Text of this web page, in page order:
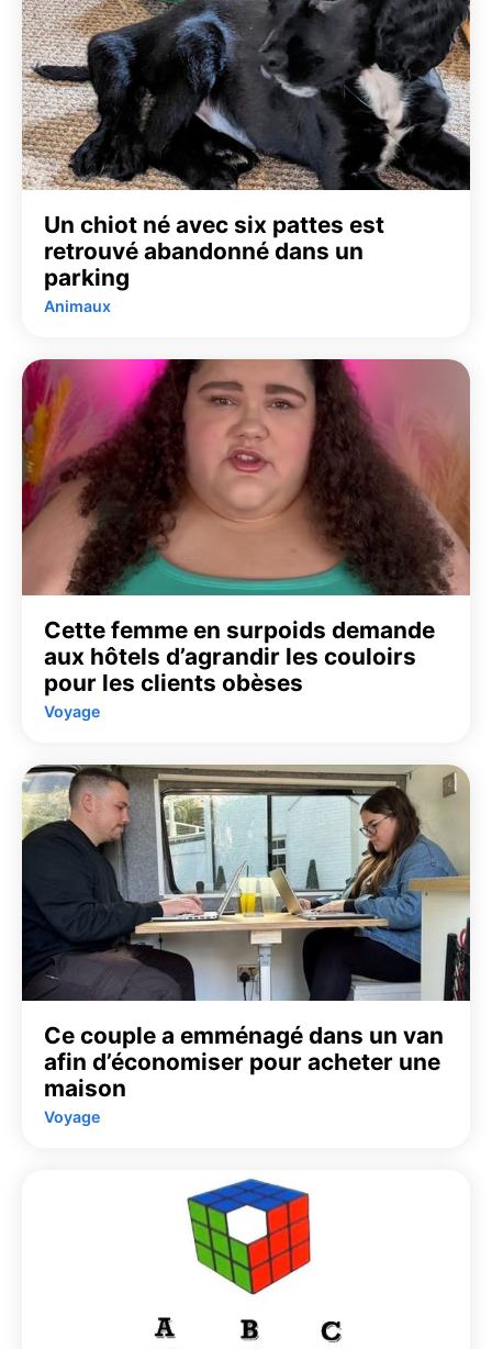
Un chiot né avec six pattes est
retrouvé abandonné dans un
parking
Animaux
Cette femme en surpoids demande
aux hôtels d’agrandir les couloirs
pour les clients obèses
Voyage
Ce couple a emménagé dans un van
afin d’économiser pour acheter une
maison
Voyage